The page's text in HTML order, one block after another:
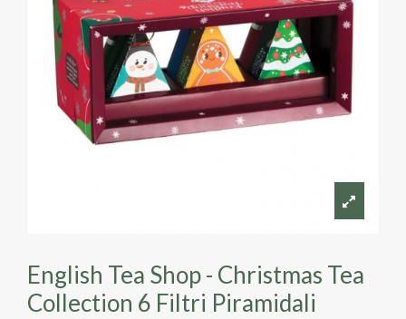
English Tea Shop - Christmas Tea
Collection 6 Filtri Piramidali